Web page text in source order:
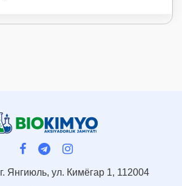
г. Янгиюль, ул. Кимёгар 1, 112004